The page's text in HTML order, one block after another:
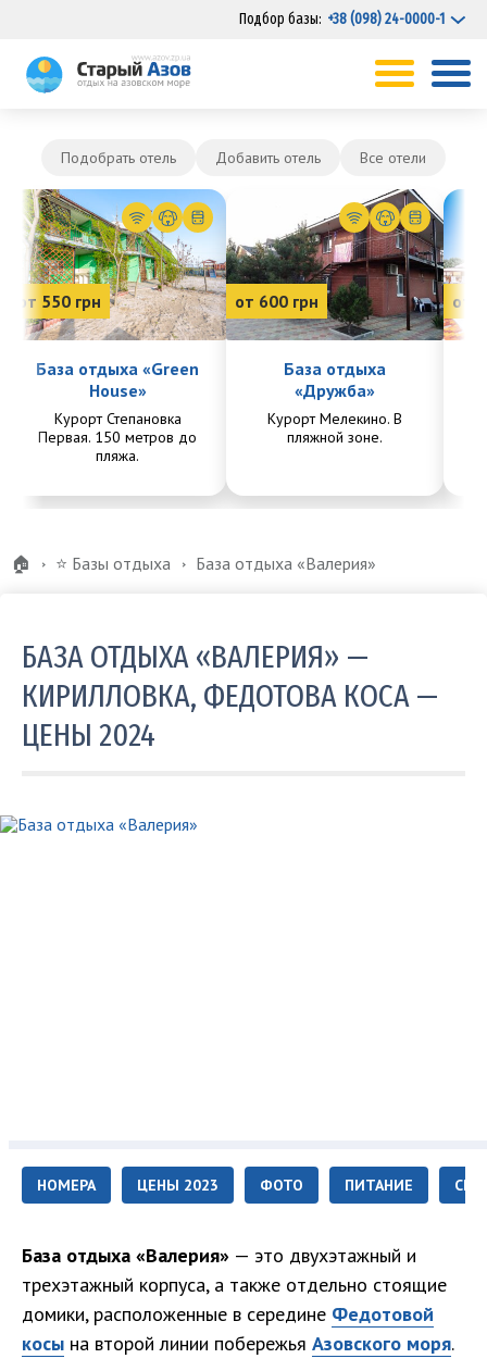
Подбор базы: +38 (098) 24-0000-1
Подобрать отель Добавить отель Все отели
от 550 грн
База отдыха «Green
House»
Курорт Степановка
Первая. 150 метров до
пляжа.
от 600 грн
База отдыха
«Дружба»
Курорт Мелекино. В
пляжной зоне.
от
🏠 ⭐️ Базы отдыха База отдыха «Валерия»
БАЗА ОТДЫХА «ВАЛЕРИЯ» —
КИРИЛЛОВКА, ФЕДОТОВА КОСА —
ЦЕНЫ 2024
НОМЕРА ЦЕНЫ 2023 ФОТО ПИТАНИЕ
База отдыха «Валерия» — это двухэтажный и
трехэтажный корпуса, а также отдельно стоящие
домики, расположенные в середине Федотовой
косы на второй линии побережья Азовского моря.